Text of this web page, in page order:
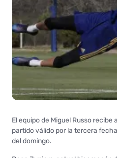
El equipo de Miguel Russo recibe
partido válido por la tercera
del domingo.